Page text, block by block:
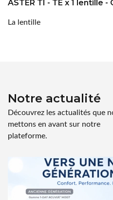
ASTER TI - TE x 1 lentille
La lentille
Notre actualité
Découvrez les actualités que
mettons en avant sur notre
plateforme.